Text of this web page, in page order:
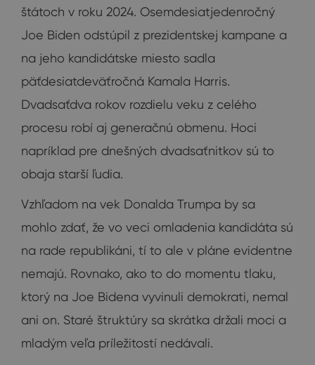
štátoch v roku 2024. Osemdesiatjedenročný
Joe Biden odstúpil z prezidentskej kampane a
na jeho kandidátske miesto sadla
päťdesiatdeväťročná Kamala Harris.
Dvadsaťdva rokov rozdielu veku z celého
procesu robí aj generačnú obmenu. Hoci
napríklad pre dnešných dvadsaťnitkov sú to
obaja starší ľudia.
Vzhľadom na vek Donalda Trumpa by sa
mohlo zdať, že vo veci omladenia kandidáta sú
na rade republikáni, tí to ale v pláne evidentne
nemajú. Rovnako, ako to do momentu tlaku,
ktorý na Joe Bidena vyvinuli demokrati, nemal
ani on. Staré štruktúry sa skrátka držali moci a
mladým veľa príležitostí nedávali.